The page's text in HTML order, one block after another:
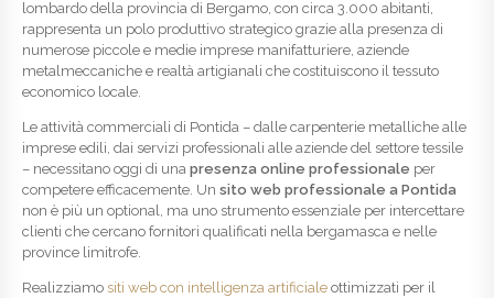
lombardo della provincia di Bergamo, con circa 3.000 abitanti,
rappresenta un polo produttivo strategico grazie alla presenza di
numerose piccole e medie imprese manifatturiere, aziende
metalmeccaniche e realtà artigianali che costituiscono il tessuto
economico locale.
Le attività commerciali di Pontida – dalle carpenterie metalliche alle
imprese edili, dai servizi professionali alle aziende del settore tessile
– necessitano oggi di una presenza online professionale per
competere efficacemente. Un sito web professionale a Pontida
non è più un optional, ma uno strumento essenziale per intercettare
clienti che cercano fornitori qualificati nella bergamasca e nelle
province limitrofe.
Realizziamo siti web con intelligenza artificiale ottimizzati per il